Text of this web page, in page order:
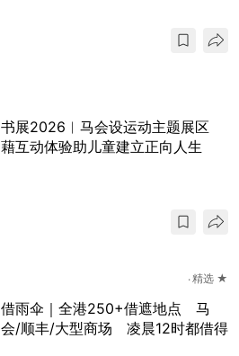
书展2026︱马会设运动主题展区
藉互动体验助儿童建立正向人生
精选 ★
借雨伞｜全港250+借遮地点 马
会/顺丰/大型商场 凌晨12时都借得